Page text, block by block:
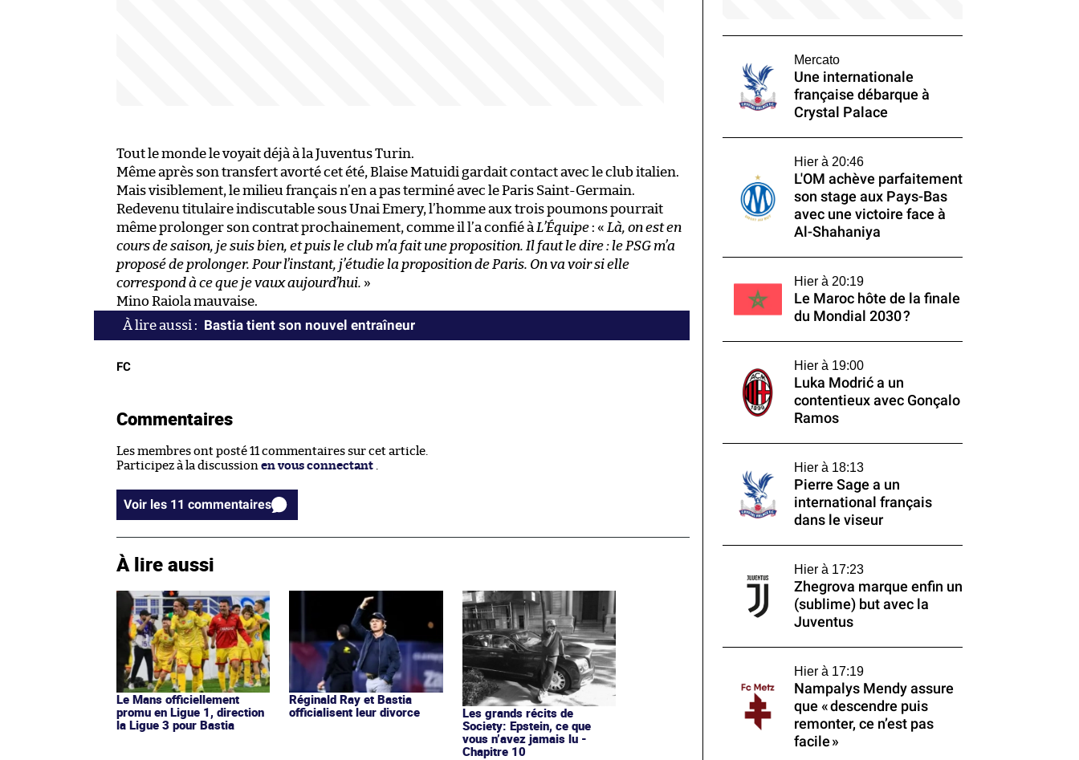
Tout le monde le voyait déjà à la Juventus Turin.
Même après son transfert avorté cet été, Blaise Matuidi gardait contact avec le club italien.
Mais visiblement, le milieu français n’en a pas terminé avec le Paris Saint-Germain.
Redevenu titulaire indiscutable sous Unai Emery, l’homme aux trois poumons pourrait
même prolonger son contrat prochainement, comme il l’a confié à L’Équipe : « Là, on est en
cours de saison, je suis bien, et puis le club m’a fait une proposition. Il faut le dire : le PSG m’a
proposé de prolonger. Pour l’instant, j’étudie la proposition de Paris. On va voir si elle
correspond à ce que je vaux aujourd’hui. »
Mino Raiola mauvaise.
Bastia tient son nouvel entraîneur
FC
Commentaires
Les membres ont posté 11 commentaires sur cet article.
Participez à la discussion en vous connectant .
Voir les 11 commentaires
À lire aussi
Le Mans officiellement
promu en Ligue 1, direction
la Ligue 3 pour Bastia
Réginald Ray et Bastia
officialisent leur divorce
Les grands récits de
Society: Epstein, ce que
vous n’avez jamais lu -
Chapitre 10
Mercato
Une internationale
française débarque à
Crystal Palace
Hier à 20:46
L'OM achève parfaitement
son stage aux Pays-Bas
avec une victoire face à
Al-Shahaniya
Hier à 20:19
Le Maroc hôte de la finale
du Mondial 2030 ?
Hier à 19:00
Luka Modrić a un
contentieux avec Gonçalo
Ramos
Hier à 18:13
Pierre Sage a un
international français
dans le viseur
Hier à 17:23
Zhegrova marque enfin un
(sublime) but avec la
Juventus
Hier à 17:19
Nampalys Mendy assure
que « descendre puis
remonter, ce n’est pas
facile »